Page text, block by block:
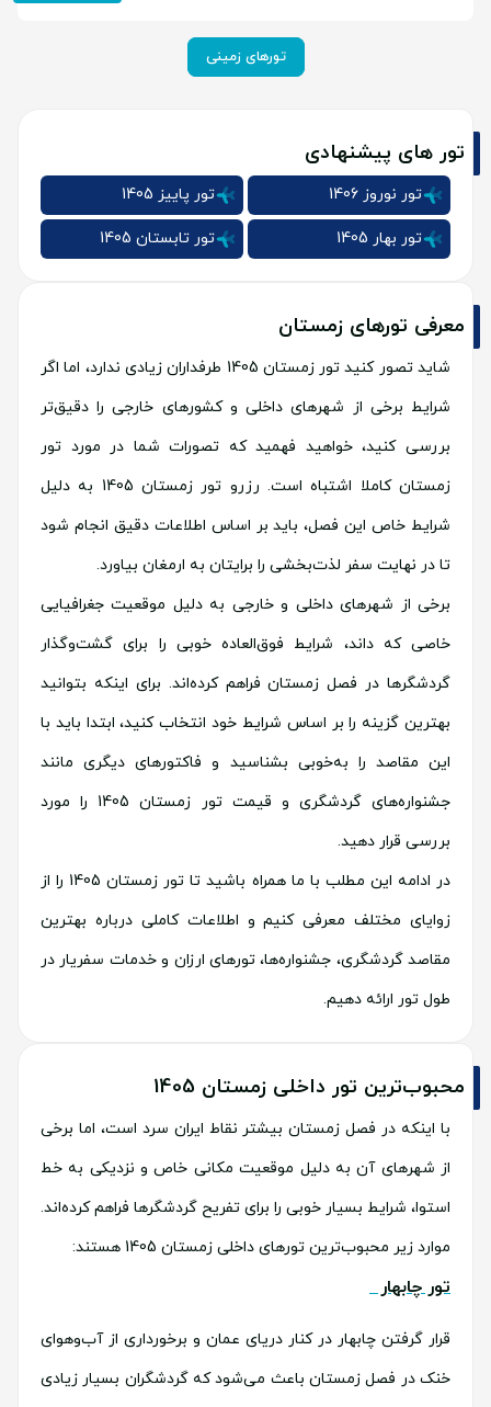
تورهای زمینی
تور های پیشنهادی
تور نوروز 1406 تور پاییز 1405
تور بهار 1405 تور تابستان 1405
معرفی تورهای زمستان
شاید تصور کنید تور زمستان 1405 طرفداران زیادی ندارد، اما اگر
شرایط برخی از شهرهای داخلی و کشورهای خارجی را دقیق‌تر
بررسی کنید، خواهید فهمید که تصورات شما در مورد تور
زمستان کاملا اشتباه است. رزرو تور زمستان 1405 به دلیل
شرایط خاص این فصل، باید بر اساس اطلاعات دقیق انجام شود
تا در نهایت سفر لذت‌بخشی را برایتان به ارمغان بیاورد.
برخی از شهرهای داخلی و خارجی به دلیل موقعیت جغرافیایی
خاصی که داند، شرایط فوق‌العاده خوبی را برای گشت‌وگذار
گردشگرها در فصل زمستان فراهم کرده‌اند. برای اینکه بتوانید
بهترین گزینه را بر اساس شرایط خود انتخاب کنید، ابتدا باید با
این مقاصد را به‌خوبی بشناسید و فاکتورهای دیگری مانند
جشنواره‌های گردشگری و قیمت تور زمستان 1405 را مورد
بررسی قرار دهید.
در ادامه این مطلب با ما همراه باشید تا تور زمستان 1405 را از
زوایای مختلف معرفی کنیم و اطلاعات کاملی درباره بهترین
مقاصد گردشگری، جشنواره‌ها، تورهای ارزان و خدمات سفریار در
طول تور ارائه دهیم.
محبوب‌ترین تور داخلی زمستان 1405
با اینکه در فصل زمستان بیشتر نقاط ایران سرد است، اما برخی
از شهرهای آن به دلیل موقعیت مکانی خاص و نزدیکی به خط
استوا، شرایط بسیار خوبی را برای تفریح گردشگرها فراهم کرده‌اند.
موارد زیر محبوب‌ترین تورهای داخلی زمستان 1405 هستند:
تور چابهار
قرار گرفتن چابهار در کنار دریای عمان و برخورداری از آب‌وهوای
خنک در فصل زمستان باعث می‌شود که گردشگران بسیار زیادی